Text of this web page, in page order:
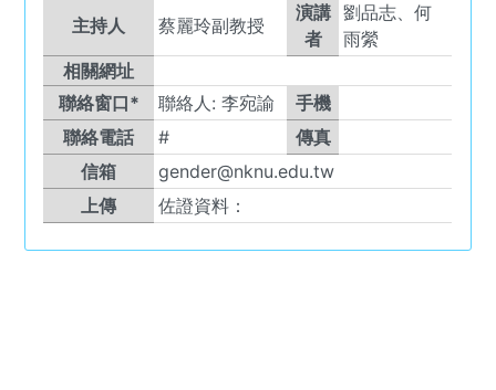
主持人 蔡麗玲副教授
演講
者
劉品志、何
雨縈
相關網址
聯絡窗口*
聯絡人: 李宛諭
手機
聯絡電話
#
傳真
信箱
gender@nknu.edu.tw
上傳
佐證資料：